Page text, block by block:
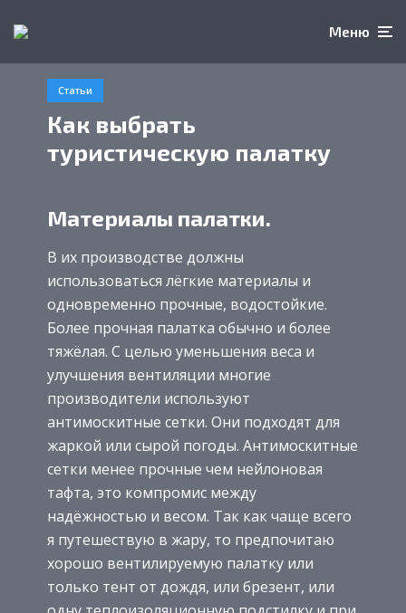
Меню
Статьи
Как выбрать
туристическую палатку
Материалы палатки.
В их производстве должны
использоваться лёгкие материалы и
одновременно прочные, водостойкие.
Более прочная палатка обычно и более
тяжёлая. С целью уменьшения веса и
улучшения вентиляции многие
производители используют
антимоскитные сетки. Они подходят для
жаркой или сырой погоды. Антимоскитные
сетки менее прочные чем нейлоновая
тафта, это компромис между
надёжностью и весом. Так как чаще всего
я путешествую в жару, то предпочитаю
хорошо вентилируемую палатку или
только тент от дождя, или брезент, или